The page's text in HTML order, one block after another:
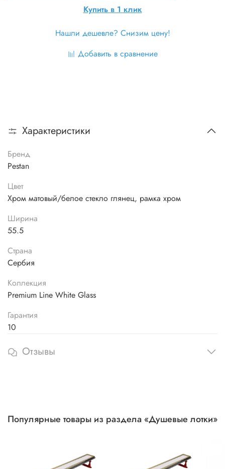
Купить в 1 клик
Нашли дешевле? Снизим цену!
Добавить в сравнение
Характеристики
Бренд
Pestan
Цвет
Хром матовый/белое стекло глянец, рамка хром
Ширина
55.5
Страна
Сербия
Коллекция
Premium Line White Glass
Гарантия
10
Отзывы
Популярные товары из раздела «Душевые лотки»